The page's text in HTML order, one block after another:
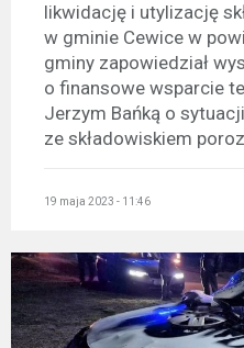
likwidację i utylizację
w gminie Cewice w
gminy zapowiedział
o finansowe wsparcie
Jerzym Bańką o
ze składowiskiem
19 maja 2023 - 11:46